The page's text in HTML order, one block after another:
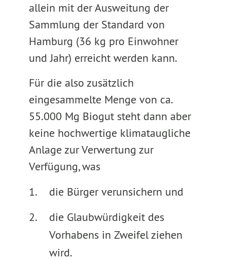
allein mit der Ausweitung der
Sammlung der Standard von
Hamburg (36 kg pro Einwohner
und Jahr) erreicht werden kann.
Für die also zusätzlich
eingesammelte Menge von ca.
55.000 Mg Biogut steht dann aber
keine hochwertige klimataugliche
Anlage zur Verwertung zur
Verfügung, was
die Bürger verunsichern und
die Glaubwürdigkeit des
Vorhabens in Zweifel ziehen
wird.